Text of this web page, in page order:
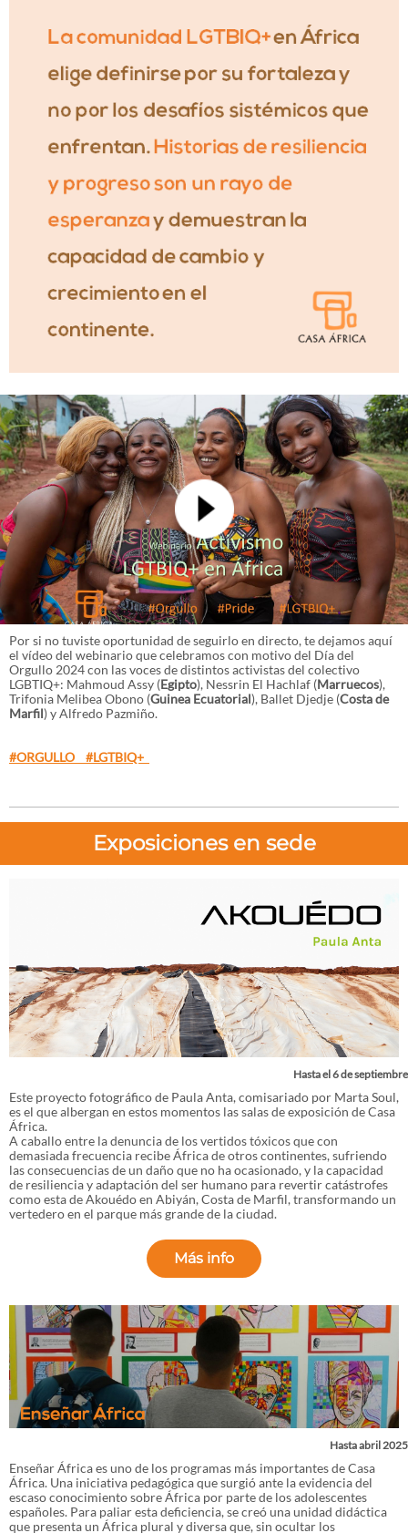
Por si no tuviste oportunidad de seguirlo en directo, te dejamos aquí
el vídeo del webinario que celebramos con motivo del Día del
Orgullo 2024 con las voces de distintos activistas del colectivo
LGBTIQ+: Mahmoud Assy (Egipto), Nessrin El Hachlaf (Marruecos),
Trifonia Melibea Obono (Guinea Ecuatorial), Ballet Djedje (Costa de
Marfil) y Alfredo Pazmiño.
#ORGULLO #LGTBIQ+
Exposiciones en sede
Hasta el 6 de septiembre
Este proyecto fotográfico de Paula Anta, comisariado por Marta Soul,
es el que albergan en estos momentos las salas de exposición de Casa
África.
A caballo entre la denuncia de los vertidos tóxicos que con
demasiada frecuencia recibe África de otros continentes, sufriendo
las consecuencias de un daño que no ha ocasionado, y la capacidad
de resiliencia y adaptación del ser humano para revertir catástrofes
como esta de Akouédo en Abiyán, Costa de Marfil, transformando un
vertedero en el parque más grande de la ciudad.
Más info
Hasta abril 2025
Enseñar África es uno de los programas más importantes de Casa
África. Una iniciativa pedagógica que surgió ante la evidencia del
escaso conocimiento sobre África por parte de los adolescentes
españoles. Para paliar esta deficiencia, se creó una unidad didáctica
que presenta un África plural y diversa que, sin ocultar los